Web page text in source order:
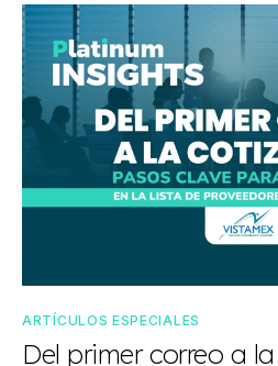
ARTÍCULOS ESPECIALES
Del primer correo a